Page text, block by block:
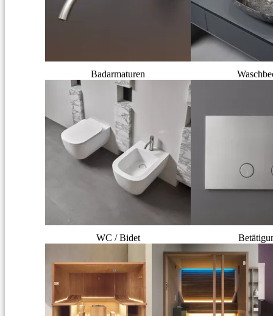
Badarmaturen
WC / Bidet